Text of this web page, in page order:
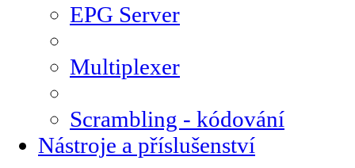
EPG Server
Multiplexer
Scrambling - kódování
Nástroje a příslušenství